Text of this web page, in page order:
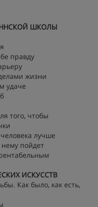
ШКОЛЫ
правду
жизни
удаче
того, чтобы
лучше
пойдет
ИСКУССТВ
Как было, как есть,